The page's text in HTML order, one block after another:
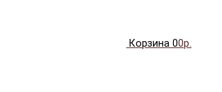
Корзина 00р.